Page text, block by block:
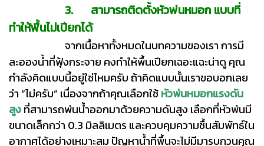
3. สามารถติดตั้งหัวพ่นหมอก แบบที่
ทำให้พื้นไม่เปียกได้
จากเนื้อหาทั้งหมดในบทความของเรา การมี
ละอองน้ำที่ฟุ้งกระจาย คงทำให้พื้นเปียกเฉอะแฉะน่าดู คุณ
กำลังคิดแบบนี้อยู่ใช่ไหมครับ ถ้าคิดแบบนั้นเราขอบอกเลย
ว่า “ไม่ครับ” เนื่องจากถ้าคุณเลือกใช้หัวพ่นหมอกแรงดัน
สูงที่สามารถพ่นน้ำออกมาด้วยความดันสูง เลือกที่หัวพ่นมี
ขนาดเล็กกว่า 0.3 มิลลิเมตร และควบคุมความชื้นสัมพัทธ์ใน
อากาศได้อย่างเหมาะสม ปัญหาน้ำที่พื้นจะไม่มีมารบกวนคุณ